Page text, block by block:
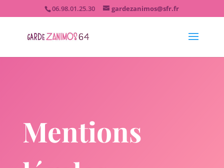
06.98.01.25.30 gardezanimos@sfr.fr
Mentions